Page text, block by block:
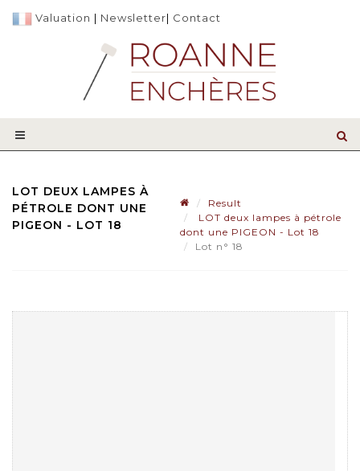
Valuation | Newsletter| Contact
LOT DEUX LAMPES À
PÉTROLE DONT UNE
PIGEON - LOT 18
Result
LOT deux lampes à pétrole
dont une PIGEON - Lot 18
Lot n° 18